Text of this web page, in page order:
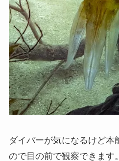
ダイバーが気になるけど本
ので目の前で観察できます